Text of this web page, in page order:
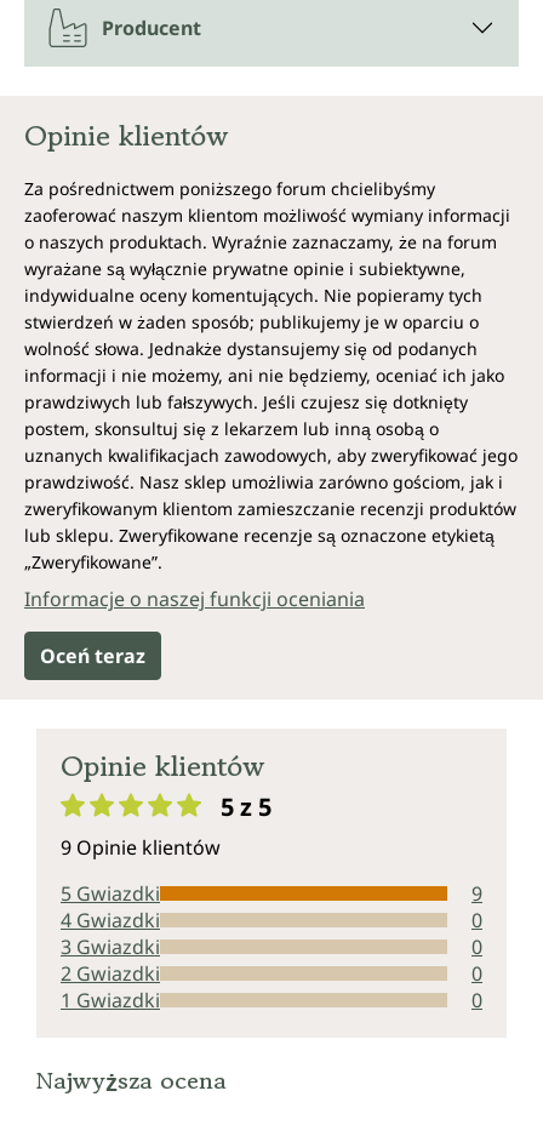
Producent
Opinie klientów
Za pośrednictwem poniższego forum chcielibyśmy
zaoferować naszym klientom możliwość wymiany informacji
o naszych produktach. Wyraźnie zaznaczamy, że na forum
wyrażane są wyłącznie prywatne opinie i subiektywne,
indywidualne oceny komentujących. Nie popieramy tych
stwierdzeń w żaden sposób; publikujemy je w oparciu o
wolność słowa. Jednakże dystansujemy się od podanych
informacji i nie możemy, ani nie będziemy, oceniać ich jako
prawdziwych lub fałszywych. Jeśli czujesz się dotknięty
postem, skonsultuj się z lekarzem lub inną osobą o
uznanych kwalifikacjach zawodowych, aby zweryfikować jego
prawdziwość. Nasz sklep umożliwia zarówno gościom, jak i
zweryfikowanym klientom zamieszczanie recenzji produktów
lub sklepu. Zweryfikowane recenzje są oznaczone etykietą
„Zweryfikowane”.
Informacje o naszej funkcji oceniania
Oceń teraz
Opinie klientów
5 z 5
9 Opinie klientów
5 Gwiazdki
9
4 Gwiazdki
0
3 Gwiazdki
0
2 Gwiazdki
0
1 Gwiazdki
0
Najwyższa ocena